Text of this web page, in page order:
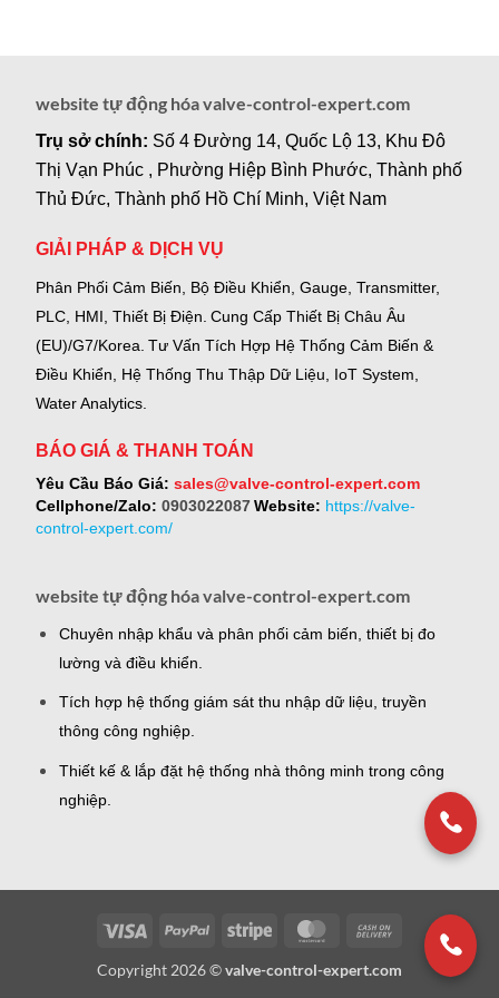
website tự động hóa valve-control-expert.com
Trụ sở chính: Số 4 Đường 14, Quốc Lộ 13, Khu Đô
Thị Vạn Phúc , Phường Hiệp Bình Phước, Thành phố
Thủ Đức, Thành phố Hồ Chí Minh, Việt Nam
GIẢI PHÁP & DỊCH VỤ
Phân Phối Cảm Biến, Bộ Điều Khiển, Gauge, Transmitter,
PLC, HMI, Thiết Bị Điện. Cung Cấp Thiết Bị Châu Âu
(EU)/G7/Korea. Tư Vấn Tích Hợp Hệ Thống Cảm Biến &
Điều Khiển, Hệ Thống Thu Thập Dữ Liệu, IoT System,
Water Analytics.
BÁO GIÁ & THANH TOÁN
Yêu Cầu Báo Giá: sales@valve-control-expert.com
Cellphone/Zalo: 0903022087 Website: https://valve-
control-expert.com/
website tự động hóa valve-control-expert.com
Chuyên nhập khẩu và phân phối cảm biến, thiết bị đo
lường và điều khiển.
Tích hợp hệ thống giám sát thu nhập dữ liệu, truyền
thông công nghiệp.
Thiết kế & lắp đặt hệ thống nhà thông minh trong công
nghiệp.
Visa PayPal Stripe MasterCardCash
Delivery
Copyright 2026 ©valve-control-expert.com